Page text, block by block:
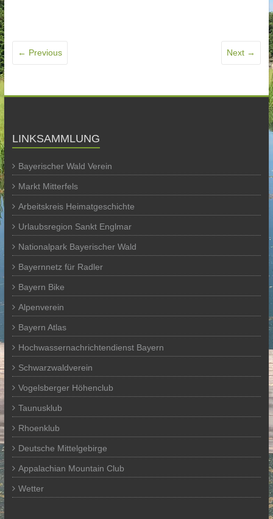
← Previous Next →
LINKSAMMLUNG
Bayerischer Wald Verein
Markt Mitterfels
Arbeitskreis Heimatgeschichte
Urlaubsregion Sankt Englmar
Nationalpark Bayerischer Wald
Bayernnetz für Radler
Bayern Bike
Alpenverein
Bayern Atlas
Hochwassernachrichtendienst Bayern
Schwarzwaldverein
Vogelsberger Höhenclub
Taunusklub
Rhoenklub
Deutsche Mittelgebirge
Appalachian Mountain Club
Wetter